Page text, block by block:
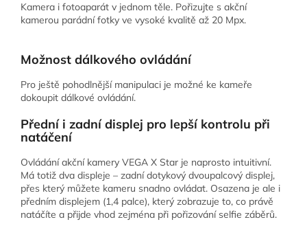
Kamera i fotoaparát v jednom těle. Pořizujte s akční
kamerou parádní fotky ve vysoké kvalitě až 20 Mpx.
Možnost dálkového ovládání
Pro ještě pohodlnější manipulaci je možné ke kameře
dokoupit dálkové ovládání.
Přední i zadní displej pro lepší kontrolu při
natáčení
Ovládání akční kamery VEGA X Star je naprosto intuitivní.
Má totiž dva displeje – zadní dotykový dvoupalcový displej,
přes který můžete kameru snadno ovládat. Osazena je ale i
předním displejem (1,4 palce), který zobrazuje to, co právě
natáčíte a přijde vhod zejména při pořizování selfie záběrů.